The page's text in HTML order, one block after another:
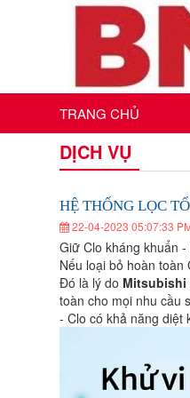
TRANG CHỦ
HỆ
THỐNG
LỌC
TỔNG
MPOE:
Giữ
HỆ
THỐNG
LỌC
TỔNG
MPOE:
Giữ
kháng
HỆ
THỐNG
LỌC
TỔNG
CLEANSUI
MPOE:
Giữ
Clo
kháng
HỆ
THỐNG
LỌC
TỔNG
CLEANSUI
MPOE:
Giữ
Clo
kháng
khuẩn
-
Nước
THỐNG
LỌC
CLEANSUI
MPOE:
Giữ
Clo
kháng
khuẩn
-
Nước
sạch
mỗi
ngày
THỐNG
LỌC
TỔNG
MPOE:
Giữ
Clo
kháng
khuẩn
-
Nước
sạch
mỗi
ngày
DỊCH VỤ
HỆ THỐNG LỌC
22-04-2023 05:07:33
Giữ Clo kháng khuẩn
Nếu loại bỏ hoàn
Đó là lý do
toàn cho mọi nhu cầu
- Clo có khả năng diệt